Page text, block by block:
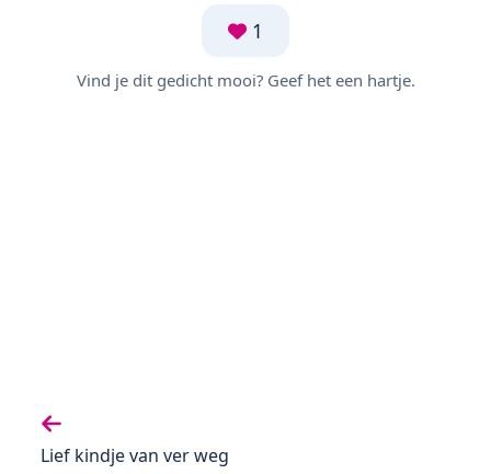
1
Vind je dit gedicht mooi? Geef het een hartje.
Vorige gedicht:
Lief kindje van ver weg